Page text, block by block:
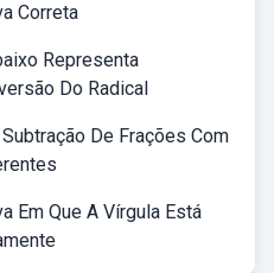
Correta
Representa
Do Radical
De Frações Com
Em Que A Vírgula Está